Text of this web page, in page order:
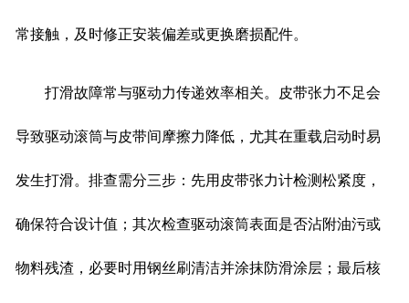
常接触，及时修正安装偏差或更换磨损配件。
打滑故障常与驱动力传递效率相关。皮带张力不足会
导致驱动滚筒与皮带间摩擦力降低，尤其在重载启动时易
发生打滑。排查需分三步：先用皮带张力计检测松紧度，
确保符合设计值；其次检查驱动滚筒表面是否沾附油污或
物料残渣，必要时用钢丝刷清洁并涂抹防滑涂层；最后核